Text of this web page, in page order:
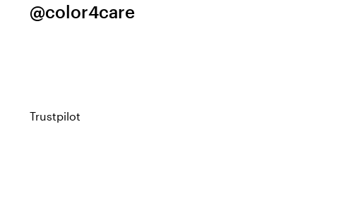
@color4care
Trustpilot